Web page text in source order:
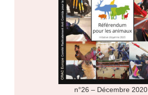
n°26 – Décembre 2020